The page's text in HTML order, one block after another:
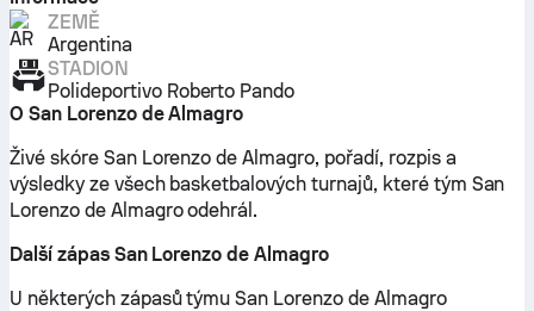
ZEMĚ
Argentina
STADION
Polideportivo Roberto Pando
O San Lorenzo de Almagro
Živé skóre San Lorenzo de Almagro, pořadí, rozpis a
výsledky ze všech basketbalových turnajů, které tým San
Lorenzo de Almagro odehrál.
Další zápas San Lorenzo de Almagro
U některých zápasů týmu San Lorenzo de Almagro